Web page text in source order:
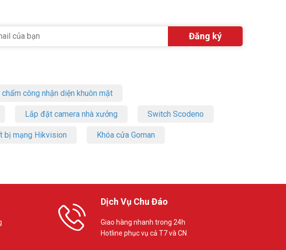
chấm công nhận diện khuôn mặt
Lắp đặt camera nhà xưởng Switch Scodeno
bị mạng Hikvision Khóa cửa Goman
Dịch Vụ Chu Đáo
Giao hàng nhanh trong 24h
Hotline phục vụ cả T7 và CN